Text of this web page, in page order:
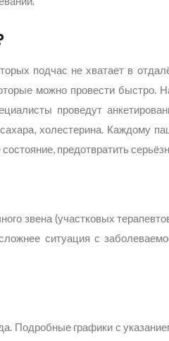
подчас не хватает в
можно провести быстро.
проведут
холестерина. Каждому
предотвратить
звена (участковых
ситуация с
Подробные графики с